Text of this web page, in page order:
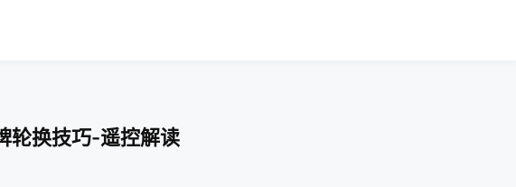
轮换技巧-遥控解读